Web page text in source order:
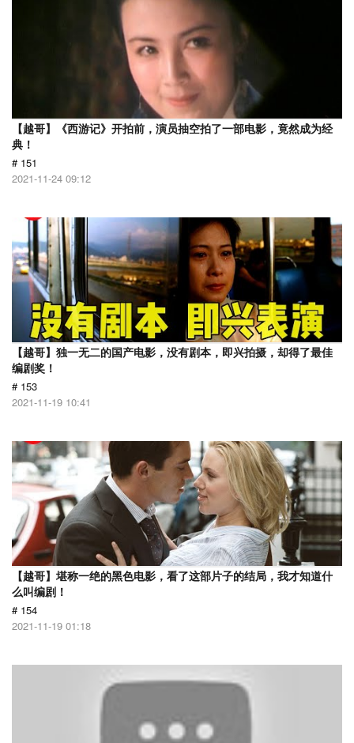
【越哥】《西游记》开拍前，演员抽空拍了一部电影，竟然成为经
典！
# 151
2021-11-24 09:12
【越哥】独一无二的国产电影，没有剧本，即兴拍摄，却得了最佳
编剧奖！
# 153
2021-11-19 10:41
【越哥】堪称一绝的黑色电影，看了这部片子的结局，我才知道什
么叫编剧！
# 154
2021-11-19 01:18